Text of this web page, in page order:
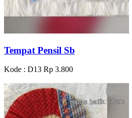
Tempat Pensil Sb
Kode : D13 Rp 3.800